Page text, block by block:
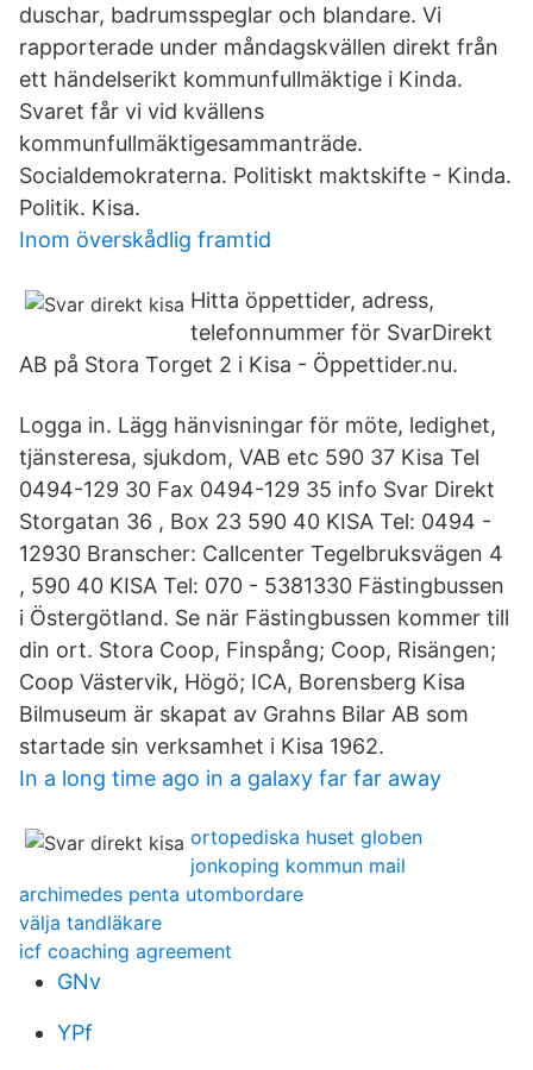
duschar, badrumsspeglar och blandare. Vi
rapporterade under måndagskvällen direkt från
ett händelserikt kommunfullmäktige i Kinda.
Svaret får vi vid kvällens
kommunfullmäktigesammanträde.
Socialdemokraterna. Politiskt maktskifte - Kinda.
Politik. Kisa.
Inom överskådlig framtid
Hitta öppettider, adress,
telefonnummer för SvarDirekt
AB på Stora Torget 2 i Kisa - Öppettider.nu.
Logga in. Lägg hänvisningar för möte, ledighet,
tjänsteresa, sjukdom, VAB etc 590 37 Kisa Tel
0494-129 30 Fax 0494-129 35 info Svar Direkt
Storgatan 36 , Box 23 590 40 KISA Tel: 0494 -
12930 Branscher: Callcenter Tegelbruksvägen 4
, 590 40 KISA Tel: 070 - 5381330 Fästingbussen
i Östergötland. Se när Fästingbussen kommer till
din ort. Stora Coop, Finspång; Coop, Risängen;
Coop Västervik, Högö; ICA, Borensberg Kisa
Bilmuseum är skapat av Grahns Bilar AB som
startade sin verksamhet i Kisa 1962.
In a long time ago in a galaxy far far away
ortopediska huset globen
jonkoping kommun mail
archimedes penta utombordare
välja tandläkare
icf coaching agreement
GNv
YPf